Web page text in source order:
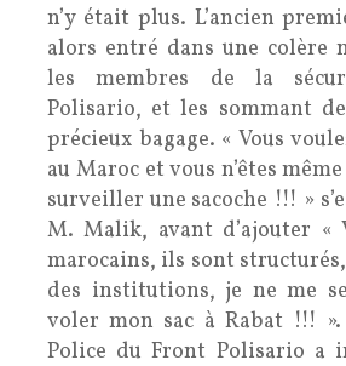
n’y était plus. L’ancien
alors entré dans une colère
les membres de la
Polisario, et les sommant
précieux bagage. « Vous
au Maroc et vous n’êtes
surveiller une sacoche !!! »
M. Malik, avant d’ajouter «
marocains, ils sont
des institutions, je ne me
voler mon sac à Rabat !!!
Police du Front Polisario a